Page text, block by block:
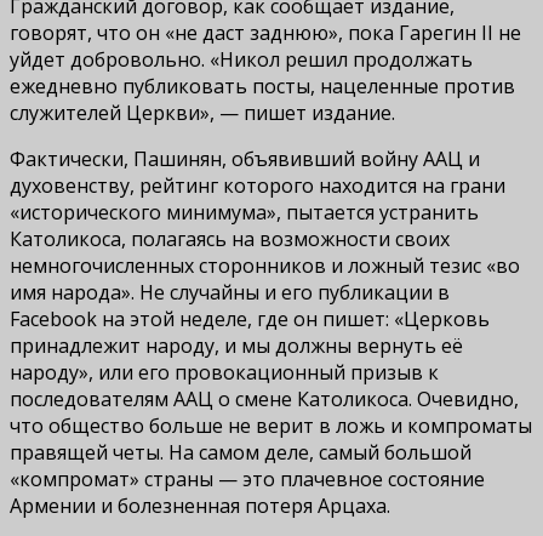
Гражданский договор, как сообщает издание,
говорят, что он «не даст заднюю», пока Гарегин II не
уйдет добровольно. «Никол решил продолжать
ежедневно публиковать посты, нацеленные против
служителей Церкви», — пишет издание.
Фактически, Пашинян, объявивший войну ААЦ и
духовенству, рейтинг которого находится на грани
«исторического минимума», пытается устранить
Католикоса, полагаясь на возможности своих
немногочисленных сторонников и ложный тезис «во
имя народа». Не случайны и его публикации в
Facebook на этой неделе, где он пишет: «Церковь
принадлежит народу, и мы должны вернуть её
народу», или его провокационный призыв к
последователям ААЦ о смене Католикоса. Очевидно,
что общество больше не верит в ложь и компроматы
правящей четы. На самом деле, самый большой
«компромат» страны — это плачевное состояние
Армении и болезненная потеря Арцаха.